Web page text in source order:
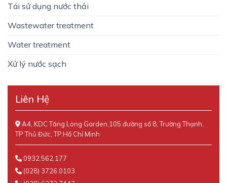
Tái sử dụng nước thải
Wastewater treatment
Water treatment
Xử lý nước sạch
Liên Hệ
A4, KDC Tăng Long Garden,105 đường số 8, Trường Thạnh,
TP Thủ Đức, TP.Hồ Chí Minh
0932.562.177
(028) 3726.0103